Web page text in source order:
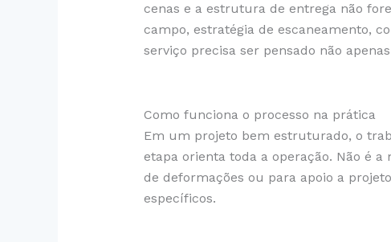
cenas e a estrutura de entrega não
campo, estratégia de escaneamento,
serviço precisa ser pensado não
Como funciona o processo na prática
Em um projeto bem estruturado, o
etapa orienta toda a operação. Não é
de deformações ou para apoio a
específicos.